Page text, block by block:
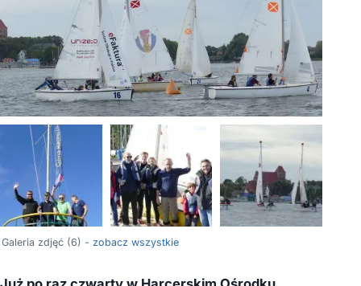
Galeria zdjęć (6) - zobacz wszystkie